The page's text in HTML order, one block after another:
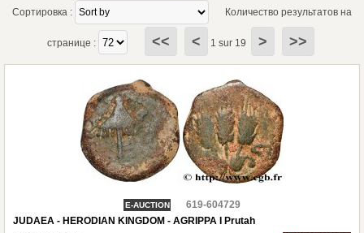
Сортировка : Количество результатов на
странице : << < 1 sur 19 > >>
E-AUCTION
619-604729
JUDAEA - HERODIAN KINGDOM - AGRIPPA I Prutah